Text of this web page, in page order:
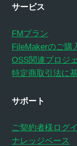
サービス
FMプラン
FileMakerのご購
OSS関連プロジ
特定商取引法に
サポート
ご契約者様ログ
ナレッジベース